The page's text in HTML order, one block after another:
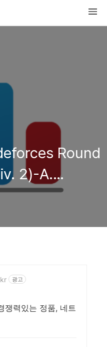
Round
2)-A.
광고
쟁력있는 정품, 네트